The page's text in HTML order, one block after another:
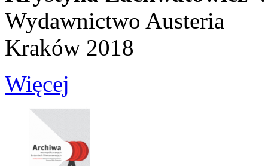
Wydawnictwo Austeria
Kraków 2018
Więcej